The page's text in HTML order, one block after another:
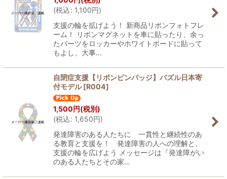
(税込: 1,100円)
支援の輪を拡げよう！ 新商品リボンフォトフレ
ーム！ リボンマグネットを車に貼ったり、余っ
たパーツをロッカーやホワイトボードに貼って
もよし、大事…
自閉症支援【リボンピンバッジ】パズル日本寄
付モデル [R004]
1,500円(税別)
(税込: 1,650円)
発達障害のある人たちに 一貫性と継続性のあ
る教育と支援を！ 発達障害の人への理解と、
支援の輪を広げよう メッセージは『発達障がい
のある人たちとその家…